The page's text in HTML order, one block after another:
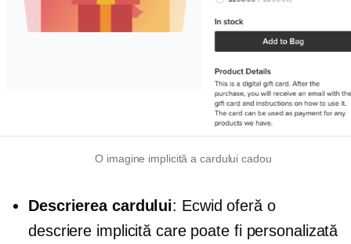
O imagine implicită a cardului cadou
Descrierea cardului: Ecwid oferă o
descriere implicită care poate fi personalizată